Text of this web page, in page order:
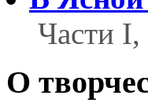
Части
О